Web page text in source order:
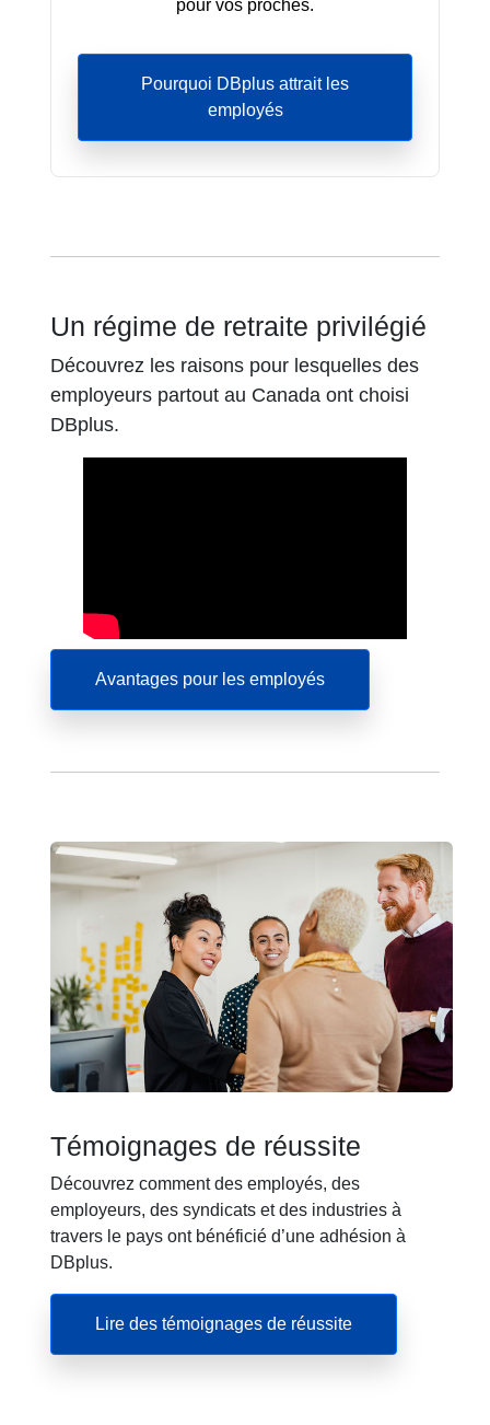
pour vos proches.
Pourquoi DBplus attrait les
employés
Un régime de retraite privilégié
Découvrez les raisons pour lesquelles des
employeurs partout au Canada ont choisi
DBplus.
Avantages pour les employés
Témoignages de réussite
Découvrez comment des employés, des
employeurs, des syndicats et des industries à
travers le pays ont bénéficié d’une adhésion à
DBplus.
Lire des témoignages de réussite